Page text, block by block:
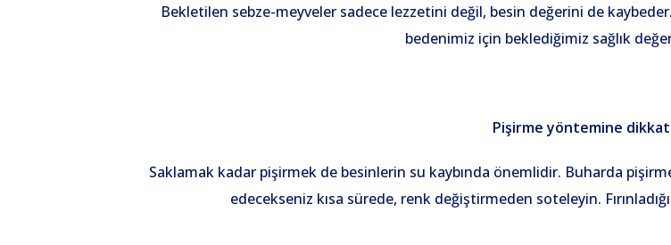
Bekletilen sebze-meyveler sadece lezzetini değil, besin değerini de
bedenimiz için beklediğimiz sağlık
Pişirme yöntemine
Saklamak kadar pişirmek de besinlerin su kaybında önemlidir. Buharda
edecekseniz kısa sürede, renk değiştirmeden soteleyin.